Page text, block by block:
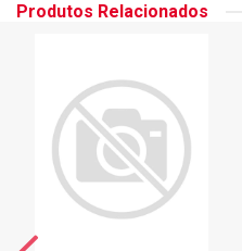
Produtos Relacionados